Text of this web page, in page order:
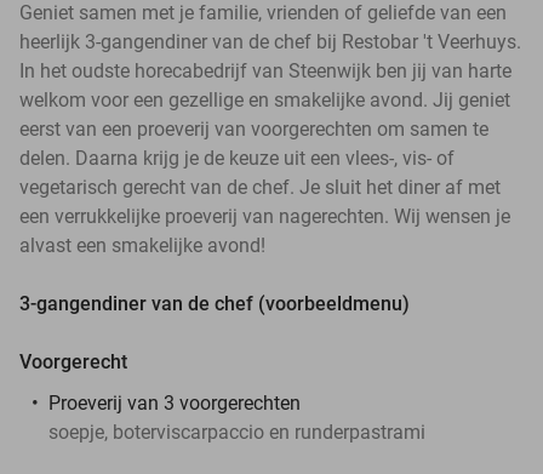
Geniet samen met je familie, vrienden of geliefde van een
heerlijk 3-gangendiner van de chef bij Restobar 't Veerhuys.
In het oudste horecabedrijf van Steenwijk ben jij van harte
welkom voor een gezellige en smakelijke avond. Jij geniet
eerst van een proeverij van voorgerechten om samen te
delen. Daarna krijg je de keuze uit een vlees-, vis- of
vegetarisch gerecht van de chef. Je sluit het diner af met
een verrukkelijke proeverij van nagerechten. Wij wensen je
alvast een smakelijke avond!
3-gangendiner van de chef (voorbeeldmenu)
Voorgerecht
Proeverij van 3 voorgerechten
soepje, boterviscarpaccio en runderpastrami